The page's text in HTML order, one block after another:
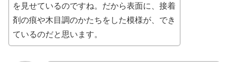
を見せているのですね。だから表面に、接着
剤の痕や木目調のかたちをした模様が、でき
ているのだと思います。